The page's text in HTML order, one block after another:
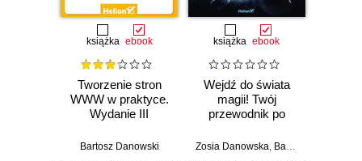
książka ebook
Tworzenie stron
WWW w praktyce.
Wydanie III
Bartosz Danowski
książka ebook
Wejdź do świata
magii! Twój
przewodnik po
Wizards Unite
Zosia Danowska Bartosz Danowski